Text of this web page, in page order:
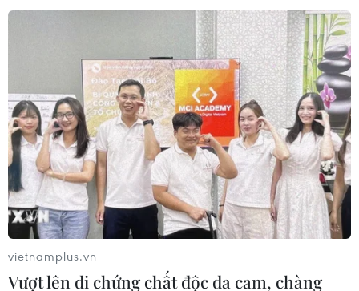
Mật ong bạc hà Mèo Vạc: Cần giữ chất
lượng theo thương hiệu đăng ký
15/11/2016 07:42
vietnamplus.vn
Vượt lên di chứng chất độc da cam, chàng